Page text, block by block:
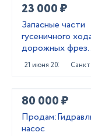
23 000 ₽
Запасные части
гусеничного
дорожных фрез
Caterpillar
21 июня 2025
80 000 ₽
насос